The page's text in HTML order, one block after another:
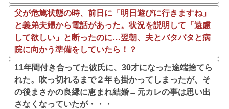
父が危篤状態の時、前日に「明日遊びに行きますね」
と義弟夫婦から電話があった。状況を説明して「遠慮
して欲しい」と断ったのに…翌朝、夫とバタバタと病
院に向かう準備をしていたら！？
11年間付き合ってた彼氏に、30才になった途端捨てら
れた。吹っ切れるまで２年も掛かってしまったが、そ
の後まさかの良縁に恵まれ結婚→元カレの事は思い出
さなくなっていたが・・・